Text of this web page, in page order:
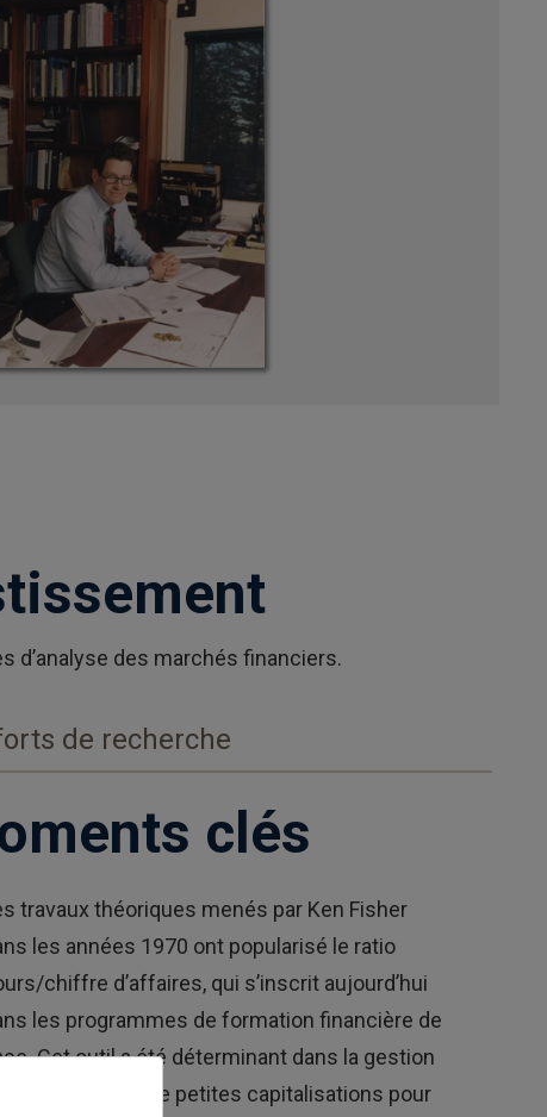
d’analyse des marchés financiers.
de recherche
clés
travaux théoriques menés par Ken Fisher
les années 1970 ont popularisé le ratio
chiffre d’affaires, qui s’inscrit aujourd’hui
les programmes de formation financière de
Cet outil a été déterminant dans la gestion
portefeuilles de petites capitalisations pour